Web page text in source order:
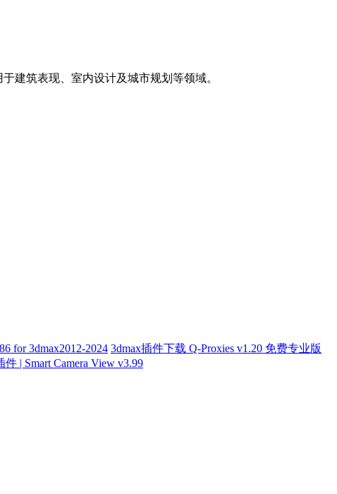
建筑表现、室内设计及城市规划等领域。
for 3dmax2012-2024 3dmax插件下载 Q-Proxies v1.20 免费专业版
| Smart Camera View v3.99